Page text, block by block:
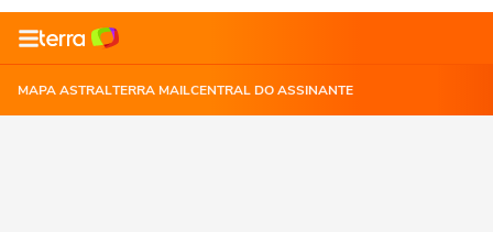
MAPA ASTRALTERRA MAILCENTRAL DO ASSINANTE